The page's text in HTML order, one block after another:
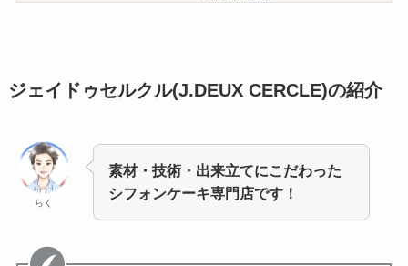
ジェイドゥセルクル(J.DEUX CERCLE)の紹介
らく
素材・技術・出来立てにこだわった
シフォンケーキ専門店です！